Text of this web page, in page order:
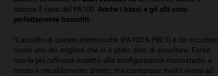
ancora il caso del PA100. Anche i bassi e gli alti sono
perfettamente trascritti.
"L'ascolto di queste elettroniche (PA100 & PRE1) è da ricordare
come uno dei migliori che ci è stato dato di ascoltare. Forse
non la più raffinata rispetto alla configurazione monostadio a
triodo a riscaldamento diretto, ma comunque molto vicina ad